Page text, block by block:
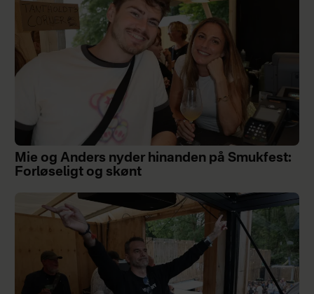
Mie og Anders nyder hinanden på Smukfest:
Forløseligt og skønt